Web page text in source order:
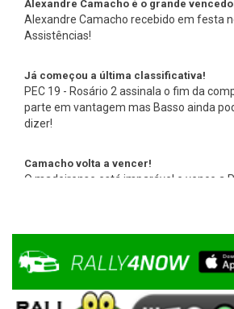
Alexandre Camacho é o grande
Alexandre Camacho recebido em festa
Assistências!
Já começou a última classificativa!
PEC 19 - Rosário 2 assinala o fim da
parte em vantagem mas Basso ainda
dizer!
Camacho volta a vencer!
O madeirense está imparável e vence a
Pargo 2, com 00:08:08,0, mais 2,7s que